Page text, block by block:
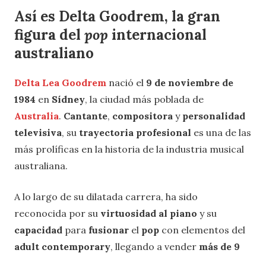
Así es Delta Goodrem, la gran
figura del pop internacional
australiano
Delta Lea Goodrem nació el 9 de noviembre de
1984 en Sídney, la ciudad más poblada de
Australia. Cantante, compositora y personalidad
televisiva, su trayectoria profesional es una de las
más prolíficas en la historia de la industria musical
australiana.
A lo largo de su dilatada carrera, ha sido
reconocida por su virtuosidad al piano y su
capacidad para fusionar el pop con elementos del
adult contemporary, llegando a vender más de 9